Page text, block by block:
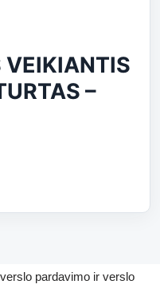
VEIKIANTIS
–
pardavimo ir verslo